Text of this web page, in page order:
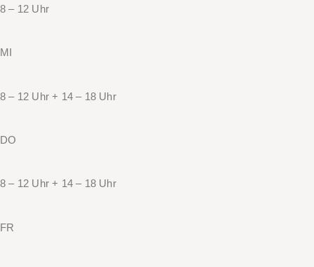
8 – 12 Uhr
MI
8 – 12 Uhr + 14 – 18 Uhr
DO
8 – 12 Uhr + 14 – 18 Uhr
FR